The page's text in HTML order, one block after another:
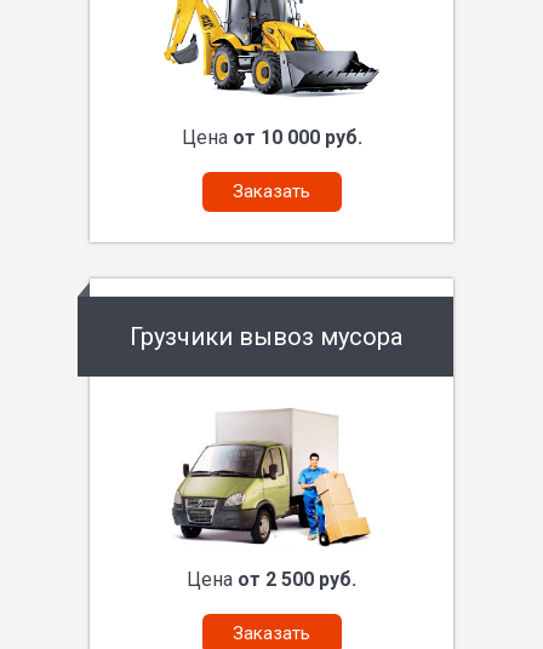
Цена от 10 000 руб.
Заказать
Грузчики вывоз мусора
Цена от 2 500 руб.
Заказать